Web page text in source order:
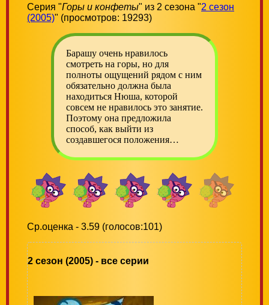
Серия "Горы и конфеты" из 2 сезона "2 сезон
(2005)" (просмотров: 19293)
Барашу очень нравилось
смотреть на горы, но для
полноты ощущений рядом с ним
обязательно должна была
находиться Нюша, которой
совсем не нравилось это занятие.
Поэтому она предложила
способ, как выйти из
создавшегося положения…
Ср.оценка - 3.59 (голосов:101)
2 сезон (2005) - все серии